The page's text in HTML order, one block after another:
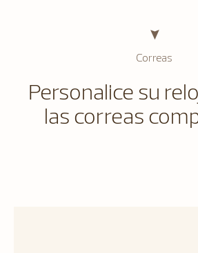
Correas
Personalice su
las correas